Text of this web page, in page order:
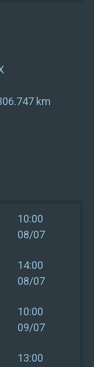
km
10:00
08/07
14:00
08/07
10:00
09/07
13:00